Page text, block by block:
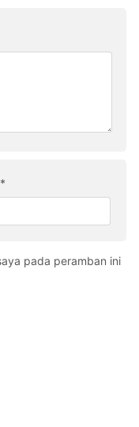
*
pada peramban ini